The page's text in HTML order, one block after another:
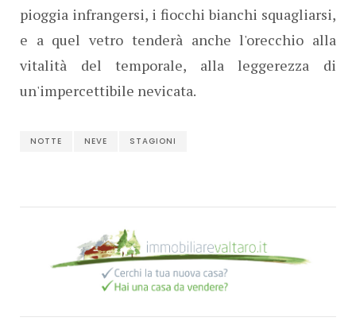
pioggia infrangersi, i fiocchi bianchi squagliarsi,
e a quel vetro tenderà anche l'orecchio alla
vitalità del temporale, alla leggerezza di
un'impercettibile nevicata.
NOTTE NEVE STAGIONI